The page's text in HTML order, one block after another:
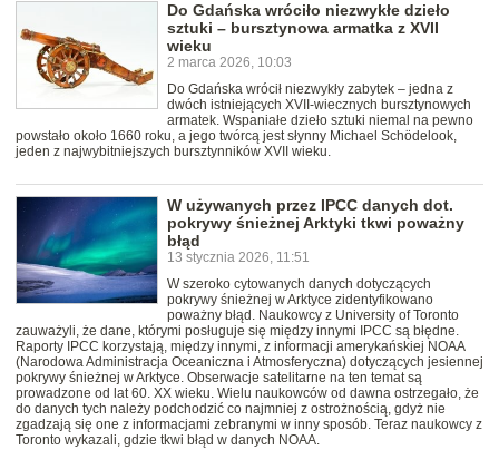
Do Gdańska wróciło niezwykłe dzieło
sztuki – bursztynowa armatka z XVII
wieku
2 marca 2026, 10:03
Do Gdańska wrócił niezwykły zabytek – jedna z
dwóch istniejących XVII-wiecznych bursztynowych
armatek. Wspaniałe dzieło sztuki niemal na pewno
powstało około 1660 roku, a jego twórcą jest słynny Michael Schödelook,
jeden z najwybitniejszych bursztynników XVII wieku.
W używanych przez IPCC danych dot.
pokrywy śnieżnej Arktyki tkwi poważny
błąd
13 stycznia 2026, 11:51
W szeroko cytowanych danych dotyczących
pokrywy śnieżnej w Arktyce zidentyfikowano
poważny błąd. Naukowcy z University of Toronto
zauważyli, że dane, którymi posługuje się między innymi IPCC są błędne.
Raporty IPCC korzystają, między innymi, z informacji amerykańskiej NOAA
(Narodowa Administracja Oceaniczna i Atmosferyczna) dotyczących jesiennej
pokrywy śnieżnej w Arktyce. Obserwacje satelitarne na ten temat są
prowadzone od lat 60. XX wieku. Wielu naukowców od dawna ostrzegało, że
do danych tych należy podchodzić co najmniej z ostrożnością, gdyż nie
zgadzają się one z informacjami zebranymi w inny sposób. Teraz naukowcy z
Toronto wykazali, gdzie tkwi błąd w danych NOAA.